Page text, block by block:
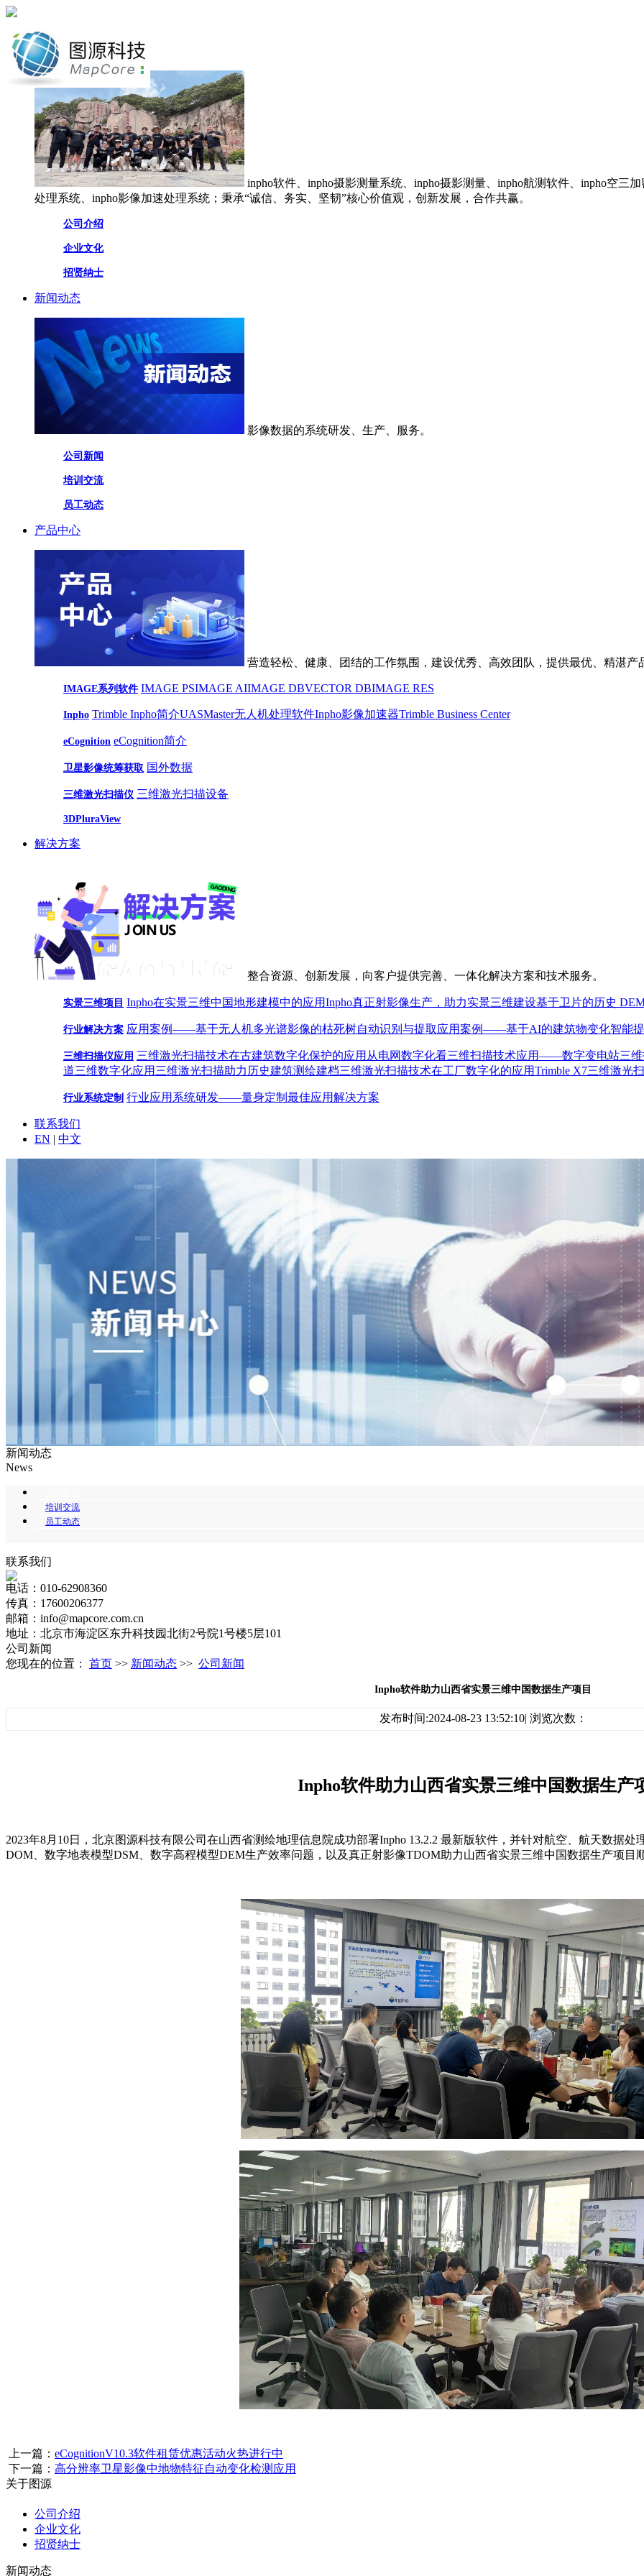
网站首页
关于图源
inpho软件、inpho摄影测量系统、inpho摄影测量、inpho航测软件、inpho空三
处理系统、inpho影像加速处理系统；秉承“诚信、务实、坚韧”核心价值观，创新发展，合作共赢。
公司介绍
企业文化
招贤纳士
新闻动态
影像数据的系统研发、生产、服务。
公司新闻
培训交流
员工动态
产品中心
营造轻松、健康、团结的工作氛围，建设优秀、高效团队，提供最优、精湛产
IMAGE系列软件 IMAGE PSIMAGE AIIMAGE DBVECTOR DBIMAGE RES
Inpho Trimble Inpho简介UASMaster无人机处理软件Inpho影像加速器Trimble Business Center
eCognition eCognition简介
卫星影像统筹获取 国外数据
三维激光扫描仪 三维激光扫描设备
3DPluraView
解决方案
整合资源、创新发展，向客户提供完善、一体化解决方案和技术服务。
实景三维项目 Inpho在实景三维中国地形建模中的应用Inpho真正射影像生产，助力实景三维建设基于卫片的历史
行业解决方案 应用案例——基于无人机多光谱影像的枯死树自动识别与提取应用案例——基于AI的建筑物变化智能
三维扫描仪应用 三维激光扫描技术在古建筑数字化保护的应用 从电网数字化看三维扫描技术应用——数字变电站三
道三维数字化应用 三维激光扫描助力历史建筑测绘建档三维激光扫描技术在工厂数字化的应用Trimble X7三维激光
行业系统定制 行业应用系统研发——量身定制最佳应用解决方案
联系我们
EN | 中文
新闻动态
News
培训交流
员工动态
联系我们
电话：010-62908360
传真：17600206377
邮箱：info@mapcore.com.cn
地址：北京市海淀区东升科技园北街2号院1号楼5层101
公司新闻
您现在的位置： 首页 >> 新闻动态 >> 公司新闻
Inpho软件助力山西省实景三维中国数据生产项目
发布时间:2024-08-23 13:52:10| 浏览次数：
Inpho软件助力山西省实景三维中国数据生产
2023年8月10日，北京图源科技有限公司在山西省测绘地理信息院成功部署Inpho 13.2.2 最新版软件，并针对航空、航天数据
DOM、数字地表模型DSM、数字高程模型DEM生产效率问题，以及真正射影像TDOM助力山西省实景三维中国数据生产项目
上一篇： eCognitionV10.3软件租赁优惠活动火热进行中
下一篇： 高分辨率卫星影像中地物特征自动变化检测应用
关于图源
公司介绍
企业文化
招贤纳士
新闻动态